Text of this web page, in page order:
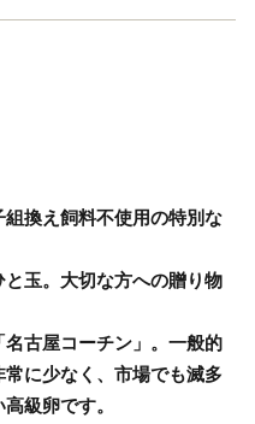
換え飼料不使用の特別な
と玉。大切な方への贈り物
古屋コーチン」。一般的
に少なく、市場でも滅多
級卵です。